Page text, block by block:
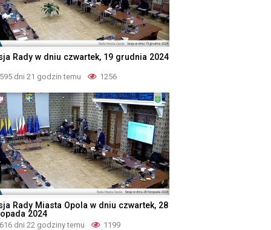
Rady w dniu czwartek, 19 grudnia 2024
595 dni 21 godzin temu 1256
Rady Miasta Opola w dniu czwartek, 28
2024
616 dni 22 godziny temu 1199